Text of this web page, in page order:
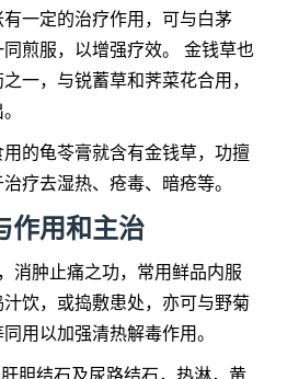
一定的治疗作用，可与白茅
煎服，以增强疗效。 金钱草也
一，与锐蓄草和荠菜花合用，
的龟苓膏就含有金钱草，功擅
疗去湿热、疮毒、暗疮等。
作用和主治
消肿止痛之功，常用鲜品内服
饮，或捣敷患处，亦可与野菊
用以加强清热解毒作用。
胆结石及尿路结石，热淋，黄